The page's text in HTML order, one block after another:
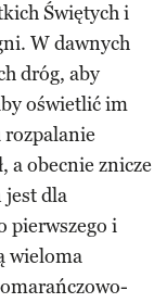
Świętych i
W dawnych
dróg, aby
oświetlić im
rozpalanie
a obecnie znicze
jest dla
pierwszego i
wieloma